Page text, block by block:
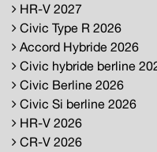
HR-V 2027
Civic Type R 2026
Accord Hybride 2026
Civic hybride berline
Civic Berline 2026
Civic Si berline 2026
HR-V 2026
CR-V 2026